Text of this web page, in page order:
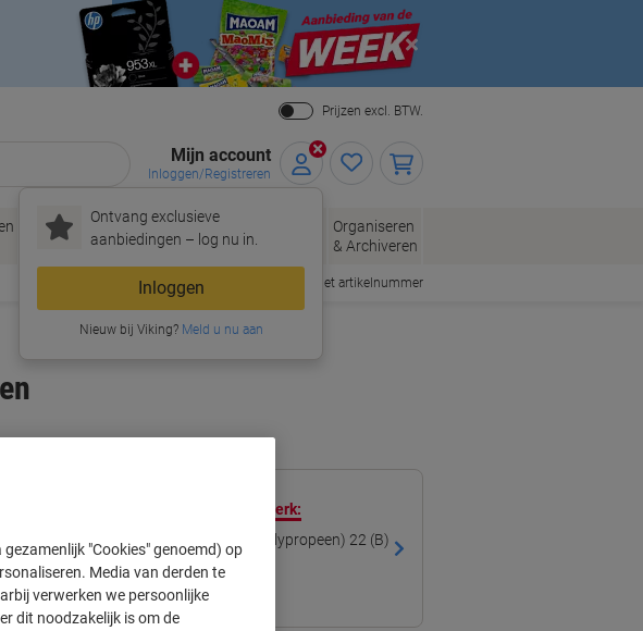
Close
Prijzen excl. BTW.
Mijn account
Inloggen/Registreren
Ontvang exclusieve
aanbiedingen – log nu in.
Inloggen
Nieuw bij Viking?Meld u nu aan
Inkt &
Toner
Papier, Enveloppen
& Verpakken
Kantoorartikelen
Organiseren
& Archiveren
Snel bestellen met artikelnummer
Switch en bespaar met ons eigen merk:
Viking Klemmap 1227950 A4 PP (Polypropeen) 22 (B)
x 0,6 (D) x 31 (H) cm Groen
€ 1,29
"Cookies" genoemd) op
Media van derden te
verwerken we persoonlijke
dit noodzakelijk is om de